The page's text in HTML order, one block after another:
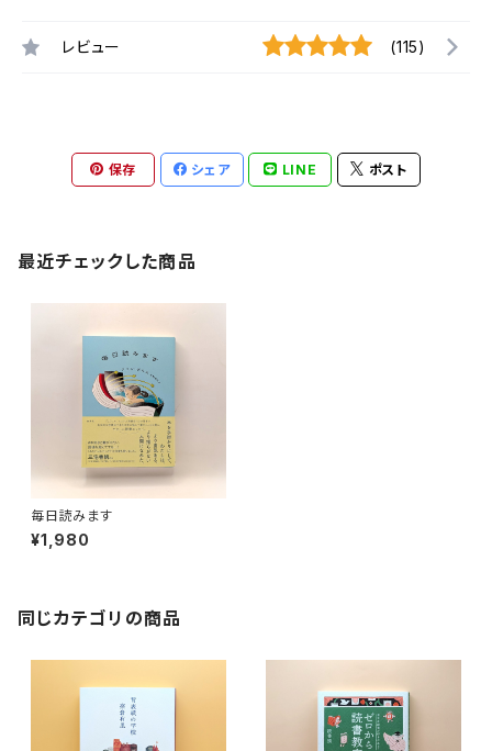
レビュー (115)
保存 シェア LINE ポスト
最近チェックした商品
毎日読みます
¥1,980
同じカテゴリの商品